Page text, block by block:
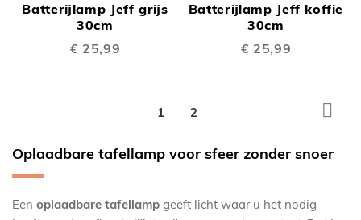
Batterijlamp Jeff grijs
30cm
€ 25,99
Batterijlamp Jeff koffie
30cm
€ 25,99
Pagina
U
momenteel
1 Pagina
2
Oplaadbare tafellamp voor sfeer zonder snoer
Een oplaadbare tafellamp geeft licht waar u het nodig